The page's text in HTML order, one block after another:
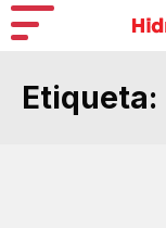
Etiqueta: